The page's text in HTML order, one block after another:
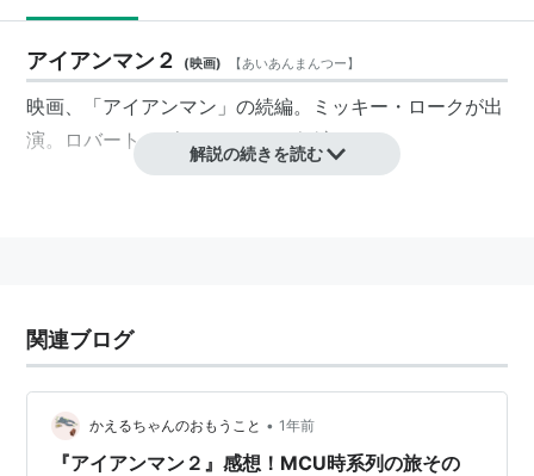
アイアンマン２ (映画) 【あいあんまんつー】
映画、「アイアンマン」の続編。ミッキー・ロークが出
演。ロバート・ダウニー・Jr.も好演。
解説の続きを読む
関連ブログ
かえるちゃんのおもうこと • 1年前
『アイアンマン２』感想！MCU時系列の旅その